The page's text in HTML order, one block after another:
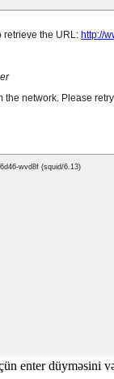
enter düyməsini